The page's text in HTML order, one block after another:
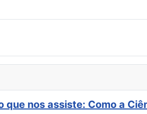
que nos assiste: Como a